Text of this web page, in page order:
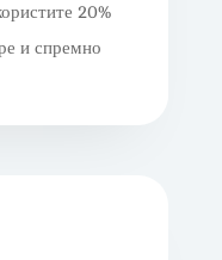
20%
и спремно